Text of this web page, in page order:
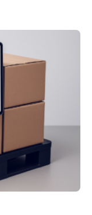
vereinfacht,
sich auf alle
Eine solche
Prospekte,
Zehntausend
und